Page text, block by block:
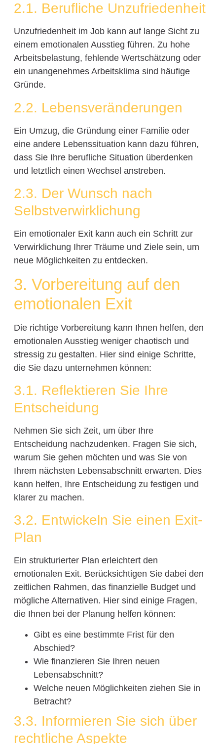
2.1. Berufliche Unzufriedenheit
Unzufriedenheit im Job kann auf lange Sicht zu
einem emotionalen Ausstieg führen. Zu hohe
Arbeitsbelastung, fehlende Wertschätzung oder
ein unangenehmes Arbeitsklima sind häufige
Gründe.
2.2. Lebensveränderungen
Ein Umzug, die Gründung einer Familie oder
eine andere Lebenssituation kann dazu führen,
dass Sie Ihre berufliche Situation überdenken
und letztlich einen Wechsel anstreben.
2.3. Der Wunsch nach
Selbstverwirklichung
Ein emotionaler Exit kann auch ein Schritt zur
Verwirklichung Ihrer Träume und Ziele sein, um
neue Möglichkeiten zu entdecken.
3. Vorbereitung auf den
emotionalen Exit
Die richtige Vorbereitung kann Ihnen helfen, den
emotionalen Ausstieg weniger chaotisch und
stressig zu gestalten. Hier sind einige Schritte,
die Sie dazu unternehmen können:
3.1. Reflektieren Sie Ihre
Entscheidung
Nehmen Sie sich Zeit, um über Ihre
Entscheidung nachzudenken. Fragen Sie sich,
warum Sie gehen möchten und was Sie von
Ihrem nächsten Lebensabschnitt erwarten. Dies
kann helfen, Ihre Entscheidung zu festigen und
klarer zu machen.
3.2. Entwickeln Sie einen Exit-
Plan
Ein strukturierter Plan erleichtert den
emotionalen Exit. Berücksichtigen Sie dabei den
zeitlichen Rahmen, das finanzielle Budget und
mögliche Alternativen. Hier sind einige Fragen,
die Ihnen bei der Planung helfen können:
Gibt es eine bestimmte Frist für den
Abschied?
Wie finanzieren Sie Ihren neuen
Lebensabschnitt?
Welche neuen Möglichkeiten ziehen Sie in
Betracht?
3.3. Informieren Sie sich über
rechtliche Aspekte